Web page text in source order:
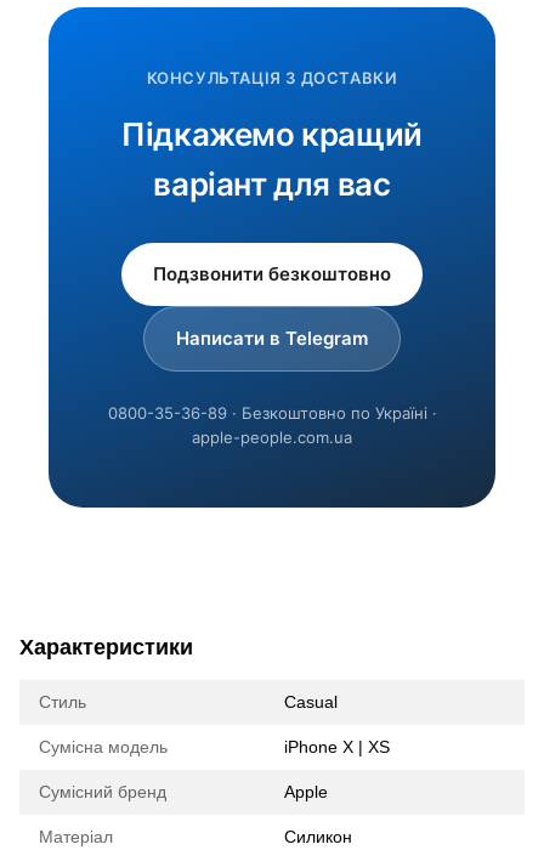
КОНСУЛЬТАЦІЯ З ДОСТАВКИ
Підкажемо кращий
варіант для вас
Подзвонити безкоштовно
Написати в Telegram
0800-35-36-89 · Безкоштовно по Україні ·
apple-people.com.ua
Характеристики
Стиль Casual
Сумісна модель iPhone X | XS
Сумісний бренд Apple
Матеріал Силикон